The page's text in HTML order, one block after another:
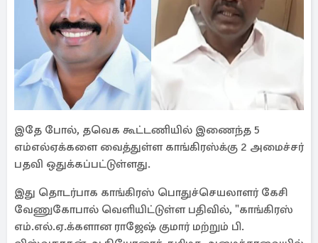
இதே போல், தவெக கூட்டணியில் இணைந்த 5
எம்எல்ஏக்களை வைத்துள்ள காங்கிரஸ்க்கு 2 அமைச்சர்
பதவி ஒதுக்கப்பட்டுள்ளது.
இது தொடர்பாக காங்கிரஸ் பொதுச்செயலாளர் கேசி
வேணுகோபால் வெளியிட்டுள்ள பதிவில், "காங்கிரஸ்
எம்.எல்.ஏ.க்களான ராஜேஷ் குமார் மற்றும் பி.